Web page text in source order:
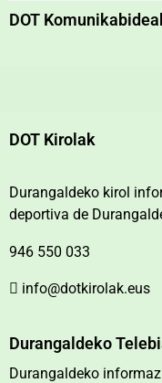
DOT
DOT Kirolak
Durangaldeko kirol
deportiva de
946 550 033
info@dotkirolak.eus
Durangaldeko
Durangaldeko